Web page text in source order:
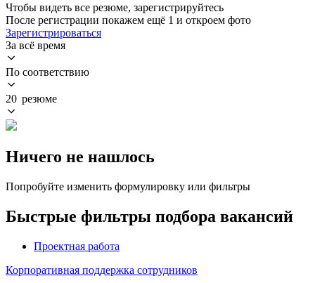
Чтобы видеть все резюме, зарегистрируйтесь
После регистрации покажем ещё 1 и откроем фото
Зарегистрироваться
За всё время
По соответствию
20 резюме
Ничего не нашлось
Попробуйте изменить формулировку или фильтры
Быстрые фильтры подбора вакансий
Проектная работа
Корпоративная поддержка сотрудников